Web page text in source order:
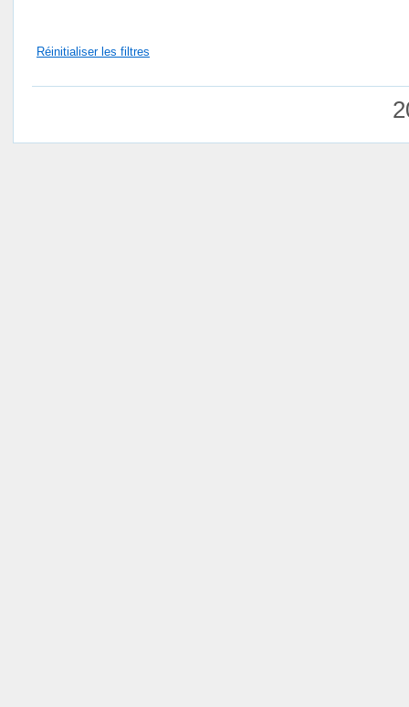
Réinitialiser les filtres